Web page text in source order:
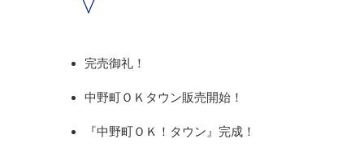
完売御礼！
中野町ＯＫタウン販売開始！
『中野町ＯＫ！タウン』完成！